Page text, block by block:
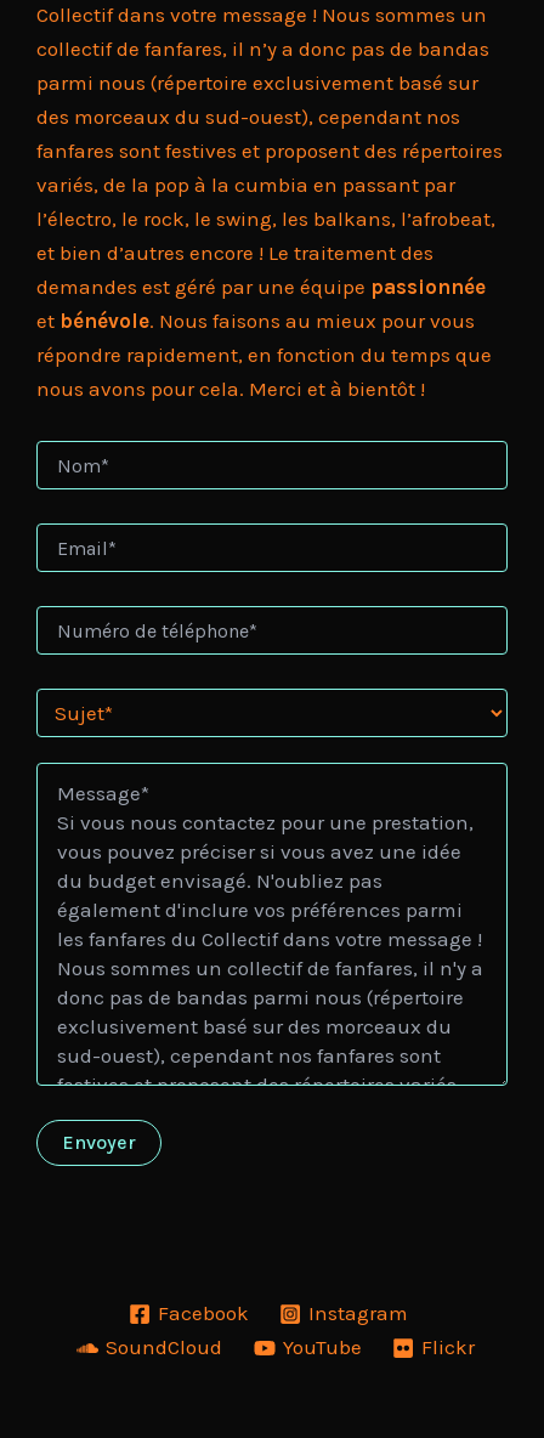
Collectif dans votre message ! Nous sommes un
collectif de fanfares, il n’y a donc pas de bandas
parmi nous (répertoire exclusivement basé sur
des morceaux du sud-ouest), cependant nos
fanfares sont festives et proposent des répertoires
variés, de la pop à la cumbia en passant par
l’électro, le rock, le swing, les balkans, l’afrobeat,
et bien d’autres encore ! Le traitement des
demandes est géré par une équipe passionnée
et bénévole. Nous faisons au mieux pour vous
répondre rapidement, en fonction du temps que
nous avons pour cela. Merci et à bientôt !
Facebook
Instagram
SoundCloud
YouTube Flickr